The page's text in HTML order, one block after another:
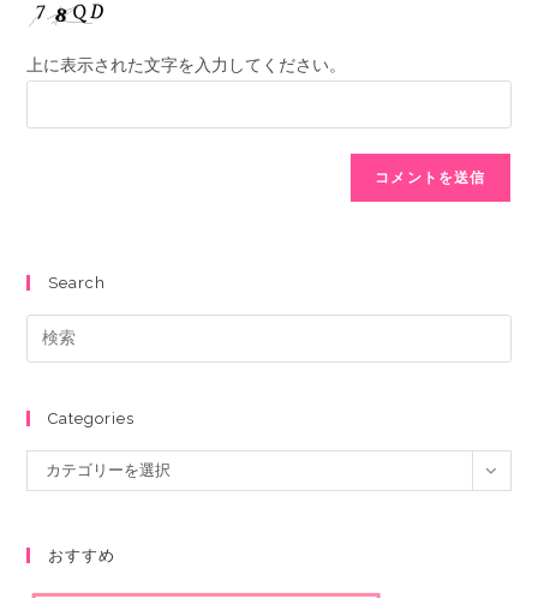
上に表示された文字を入力してください。
Search
Categories
カテゴリーを選択
おすすめ